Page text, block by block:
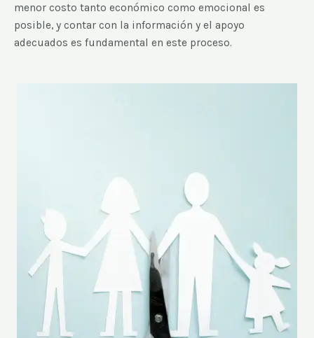
menor costo tanto económico como emocional es
posible, y contar con la información y el apoyo
adecuados es fundamental en este proceso.